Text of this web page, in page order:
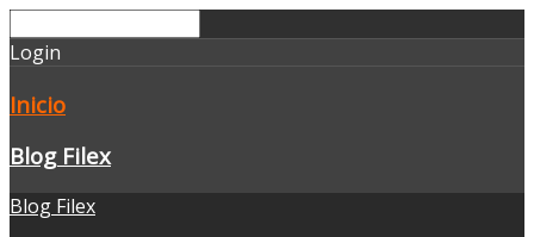
Login
Inicio
Blog Filex
Blog Filex